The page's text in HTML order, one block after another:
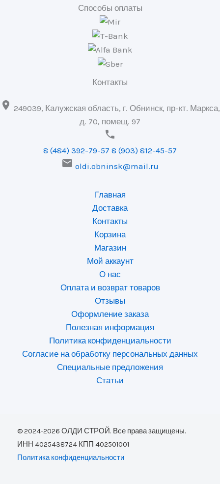
Способы оплаты
Контакты
 249039, Калужская область, г. Обнинск, пр-кт. Маркса,
д. 70, помещ. 97

8 (484) 392-79-57 8 (903) 812-45-57
 oldi.obninsk@mail.ru
Главная
Доставка
Контакты
Корзина
Магазин
Мой аккаунт
О нас
Оплата и возврат товаров
Отзывы
Оформление заказа
Полезная информация
Политика конфиденциальности
Согласие на обработку персональных данных
Специальные предложения
Статьи
© 2024-2026 ОЛДИ СТРОЙ. Все права защищены.
ИНН 4025438724 КПП 402501001
Политика конфиденциальности